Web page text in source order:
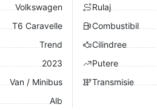
Volkswagen
T6 Caravelle
Trend
2023
Van / Minibus
Alb
Rulaj
Combustibil
Cilindree
Putere
Transmisie